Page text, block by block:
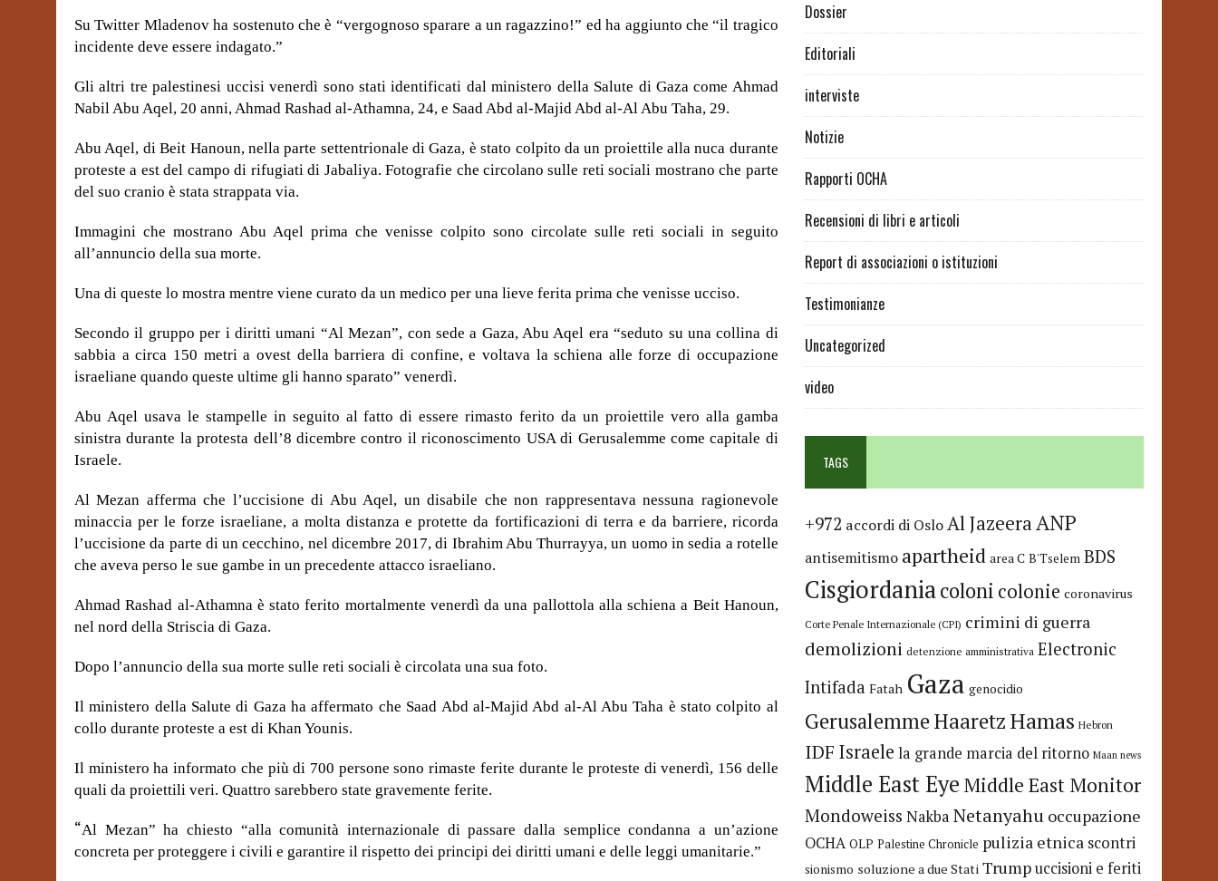
Su Twitter Mladenov ha sostenuto che è “vergognoso sparare a un ragazzino!” ed ha aggiunto che “il tragico
incidente deve essere indagato.”
Gli altri tre palestinesi uccisi venerdì sono stati identificati dal ministero della Salute di Gaza come Ahmad
Nabil Abu Aqel, 20 anni, Ahmad Rashad al-Athamna, 24, e Saad Abd al-Majid Abd al-Al Abu Taha, 29.
Abu Aqel, di Beit Hanoun, nella parte settentrionale di Gaza, è stato colpito da un proiettile alla nuca durante
proteste a est del campo di rifugiati di Jabaliya. Fotografie che circolano sulle reti sociali mostrano che parte
del suo cranio è stata strappata via.
Immagini che mostrano Abu Aqel prima che venisse colpito sono circolate sulle reti sociali in seguito
all’annuncio della sua morte.
Una di queste lo mostra mentre viene curato da un medico per una lieve ferita prima che venisse ucciso.
Secondo il gruppo per i diritti umani “Al Mezan”, con sede a Gaza, Abu Aqel era “seduto su una collina di
sabbia a circa 150 metri a ovest della barriera di confine, e voltava la schiena alle forze di occupazione
israeliane quando queste ultime gli hanno sparato” venerdì.
Abu Aqel usava le stampelle in seguito al fatto di essere rimasto ferito da un proiettile vero alla gamba
sinistra durante la protesta dell’8 dicembre contro il riconoscimento USA di Gerusalemme come capitale di
Israele.
Al Mezan afferma che l’uccisione di Abu Aqel, un disabile che non rappresentava nessuna ragionevole
minaccia per le forze israeliane, a molta distanza e protette da fortificazioni di terra e da barriere, ricorda
l’uccisione da parte di un cecchino, nel dicembre 2017, di Ibrahim Abu Thurrayya, un uomo in sedia a rotelle
che aveva perso le sue gambe in un precedente attacco israeliano.
Ahmad Rashad al-Athamna è stato ferito mortalmente venerdì da una pallottola alla schiena a Beit Hanoun,
nel nord della Striscia di Gaza.
Dopo l’annuncio della sua morte sulle reti sociali è circolata una sua foto.
Il ministero della Salute di Gaza ha affermato che Saad Abd al-Majid Abd al-Al Abu Taha è stato colpito al
collo durante proteste a est di Khan Younis.
Il ministero ha informato che più di 700 persone sono rimaste ferite durante le proteste di venerdì, 156 delle
quali da proiettili veri. Quattro sarebbero state gravemente ferite.
“Al Mezan” ha chiesto “alla comunità internazionale di passare dalla semplice condanna a un’azione
concreta per proteggere i civili e garantire il rispetto dei principi dei diritti umani e delle leggi umanitarie.”
Dossier
Editoriali
interviste
Notizie
Rapporti OCHA
Recensioni di libri e articoli
Report di associazioni o istituzioni
Testimonianze
Uncategorized
video
TAGS
+972 accordi di OsloAl JazeeraANP
antisemitismo apartheid area C B'Tselem BDS
Cisgiordaniacoloni colonie coronavirus
Corte Penale Internazionale (CPI) crimini di guerra
demolizioni detenzione amministrativa Electronic
Intifada Fatah Gaza genocidio
GerusalemmeHaaretzHamas Hebron
IDF Israele la grande marcia del ritorno Maan news
Middle East Eye Middle East Monitor
Mondoweiss Nakba Netanyahu occupazione
OCHA OLP Palestine Chronicle pulizia etnica scontri
sionismo soluzione a due Stati Trumpuccisioni e feriti